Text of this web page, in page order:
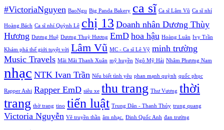
#VictoriaNguyen BaoNgu Big Panda Bakery ca sĩ Ca sĩ Lâm Vũ Ca sĩ nhí
Hoàng Bách Ca sĩ nhí Quỳnh Lê chị 13 Doanh nhân Dương Thùy
Hương Dương Huệ Dương Thuỳ Hương EmD hoa hậu Hoàng Luân Ivy Trần
Khám phá thế giới tuyệt vời Lâm Vũ MC - Ca sĩ Lê Vỹ minh trường
Music Travels Mãi Mãi Thanh Xuân mỹ huyền Ngô Mỹ Hải Nhâm Phương Nam
nhạc NTK Ivan Trần Nếu biết tình yêu phan mạnh quỳnh quốc phục
Rapper Ashi Rapper EmD siêu xe thu trang Thư Vương thời
trang thờ trang tino tiến luật Trung Dân - Thanh Thủy trung quang
Victoria Nguyễn Vẽ truyền thần âm nhạc. Đinh Quốc Anh đan trường